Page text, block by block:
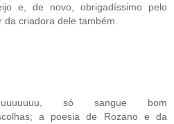
e, de novo, obrigadíssimo pelo
criadora dele também.
só sangue bom
a poesia de Rozano e da